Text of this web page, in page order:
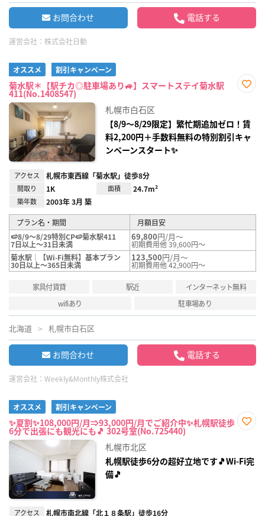
お問合わせ 電話する
運営会社： 株式会社日動
オススメ 割引キャンペーン
菊水駅＊【駅チカ◎駐車場あり🚙】スマートステイ菊水駅
411(No.1408547)
録
札幌市白石区
【8/9～8/29限定】繁忙期追加ゼロ！賃
料2,200円＋手数料無料の特別割引キャ
ンペーンスタート✨
アクセス 札幌市東西線「菊水駅」徒歩8分
間取り 1K 面積 24.7m²
築年数 2003年 3月 築
プラン名・期間
月額目安
🍉8/9～8/29特別CP🍉菊水駅411
7日以上～31日未満
69,800円/月～
初期費用他 39,600円～
菊水駅｜【Wi-Fi無料】基本プラン
30日以上～365日未満
123,500円/月～
初期費用他 42,900円～
家具付賃貸 駅近
インターネット無料
wifiあり
駐車場あり
北海道 札幌市白石区
お問合わせ 電話する
運営会社： Weekly&Monthly株式会社
オススメ 割引キャンペーン
✨夏割✨108,000円/月⇒93,000円/月でご紹介中✨札幌駅徒歩
6分で出張にも観光にも🎵 302号室(No.725440)
録
札幌市北区
札幌駅徒歩6分の超好立地です🎵Wi-Fi完
備🎵
アクセス 札幌市南北線「北１８条駅」徒歩16分